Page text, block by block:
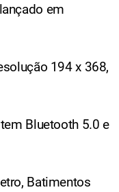
em
194 x 368,
Bluetooth 5.0 e
Batimentos